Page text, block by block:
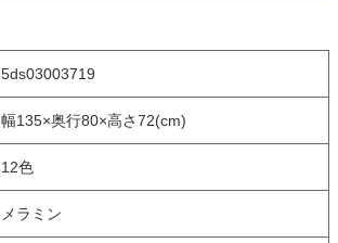
5ds03003719
幅135×奥行80×高さ72(cm)
12色
メラミン